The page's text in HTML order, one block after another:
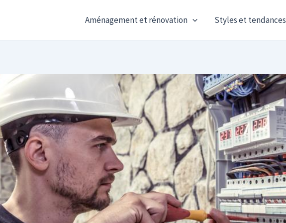
Aménagement et rénovation Styles et tendances